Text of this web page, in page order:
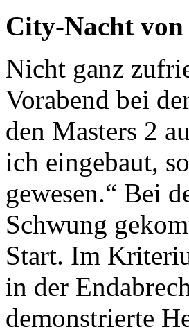
City-Nacht
Nicht ganz
Vorabend bei
den Masters 2
ich eingebaut,
gewesen.“ Bei
Schwung
Start. Im
in der
demonstrierte